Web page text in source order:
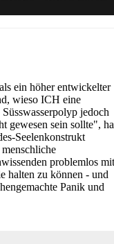
ein höher entwickelter
wieso ICH eine
jedoch
gewesen sein sollte",
Seelenkonstrukt
problemlos mit
halten zu können - und
Panik und